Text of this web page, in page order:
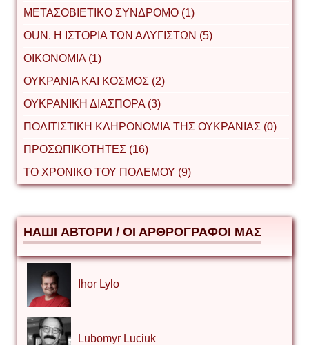
ΜΕΤΑΣΟΒΙΕΤΙΚΟ ΣΥΝΔΡΟΜΟ (1)
ΟUΝ. Η ΙΣΤΟΡΙΑ ΤΩΝ ΑΛΥΓΙΣΤΩΝ (5)
ΟΙΚΟΝΟΜΙΑ (1)
ΟΥΚΡΑΝΙΑ ΚΑΙ ΚΟΣΜΟΣ (2)
ΟΥΚΡΑΝΙΚΗ ΔΙΑΣΠΟΡΑ (3)
ΠΟΛΙΤΙΣΤΙΚΗ ΚΛΗΡΟΝΟΜΙΑ ΤΗΣ ΟΥΚΡΑΝΙΑΣ (0)
ΠΡΟΣΩΠΙΚΟΤΗΤΕΣ (16)
ΤΟ ΧΡΟΝΙΚΟ ΤΟΥ ΠΟΛΕΜΟΥ (9)
НАШІ АВТОРИ / ΟΙ ΑΡΘΡΟΓΡΑΦΟΙ ΜΑΣ
Ihor Lylo
Lubomyr Luciuk